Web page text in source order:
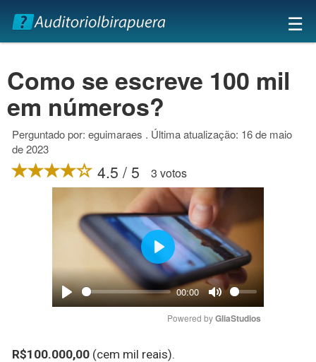
×
☰
Como se escreve 100 mil
em números?
Perguntado por: eguimaraes . Última atualização: 16 de maio
de 2023
4.5 / 5 3 votos
Play
00:00
Mute
Play
Powered by GliaStudios
R$100.000,00 (cem mil reais).